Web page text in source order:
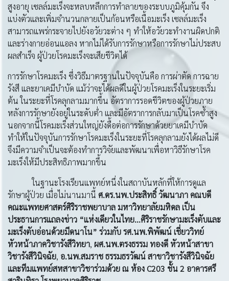
สูงอายุ เซลล์มะเร็งจะหลบหลีกการทำลายของระบบภูมิคุ้มกัน จึง
แบ่งตัวและเพิ่มจำนวนกลายเป็นก้อนหรือเนื้อมะเร็ง เซลล์มะเร็ง
สามารถแพร่กระจายไปยังอวัยวะต่าง ๆ ทำให้อวัยวะทำงานผิดปกติ
และร่างกายอ่อนแอลง หากไม่ได้รับการรักษาหรือการรักษาไม่ประสบ
ผลสำเร็จ ผู้ป่วยโรคมะเร็งจะเสียชีวิตได้
การรักษาโรคมะเร็ง ซึ่งวิธีมาตรฐานในปัจจุบันคือ การผ่าตัด การฉาย
รังสี และยาเคมีบำบัด แม้ว่าจะได้ผลดีในผู้ป่วยโรคมะเร็งในระยะเริ่ม
ต้น ในระยะที่โรคลุกลามมากขึ้น อัตราการรอดชีวิตของผู้ป่วยภาย
หลังการรักษายังอยู่ในระดับต่ำ และมีอัตราการกลับมาเป็นโรคซ้ำสูง
นอกจากนี้โรคมะเร็งส่วนใหญ่ยังดื้อต่อการรักษาด้วยยาเคมีบำบัด
ทำให้ในปัจจุบันการรักษาโรคมะเร็งในระยะที่โรคลุกลามยังได้ผลไม่ดี
จึงมีความจำเป็นจะต้องทำการวิจัยและพัฒนาเพื่อหาวิธีรักษาโรค
มะเร็งให้มีประสิทธิภาพมากขึ้น
ในฐานะโรงเรียนแพทย์หนึ่งในสถาบันหลักที่ให้การดูแล
รักษาผู้ป่วย เมื่อไม่นานมานี้ ศ.ดร.นพ.ประสิทธิ์ วัฒนาภา คณบดี
คณะแพทยศาสตร์ศิริราชพยาบาล มหาวิทยาลัยมหิดล เป็น
ประธานการแถลงข่าว “แห่งเดียวในไทย...ศิริราชรักษามะเร็งตับและ
มะเร็งตับอ่อนด้วยมีดนาโน” ร่วมกับ รศ.นพ.พิพัฒน์ เชี่ยววิทย์
หัวหน้าภาควิชารังสีวิทยา, ผศ.นพ.ตรงธรรม ทองดี หัวหน้าสาขา
วิชารังสีวินิจฉัย, อ.นพ.สมราช ธรรมธรวัฒน์ สาขาวิชารังสีวินิจฉัย
และทีมแพทย์สหสาขาวิชาร่วมด้วย ณ ห้อง C203 ชั้น 2 อาคารศรี